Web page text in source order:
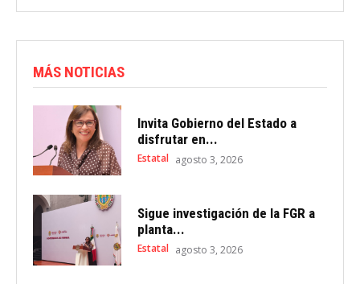
MÁS NOTICIAS
Invita Gobierno del Estado a
disfrutar en...
Estatal agosto 3, 2026
Sigue investigación de la FGR a
planta...
Estatal agosto 3, 2026